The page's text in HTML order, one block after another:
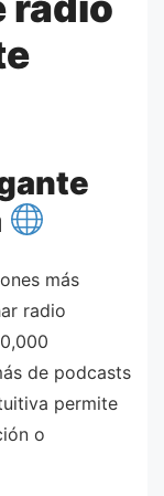
más
radio
de podcasts
permite
o